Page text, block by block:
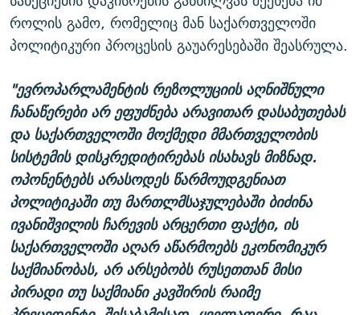
როლის გამო, რომელიც მან საქართველოში
პოლიტიკური პროცესის გაუარესებაში შეასრულა.
"ევროპარლამენტის რეზოლუციის აღნიშნული
ჩანაწერები არ ეფუძნება არავითარ დასაბუთებას
და საქართველოში მოქმედი მმართველობის
სისტემის დისკრედიტირებას ისახავს მიზნად.
ოპონენტებს არასოდეს წარმოუდგენიათ
პოლიტიკაში თუ მართლმსაჯულებაში ბიძინა
ივანიშვილის ჩარევის არცერთი ფაქტი, ის
საქართველოში აღარ აწარმოებს ეკონომიკურ
საქმიანობას, არ არსებობს რუსეთთან მისი
პირადი თუ საქმიანი კავშირის რაიმე